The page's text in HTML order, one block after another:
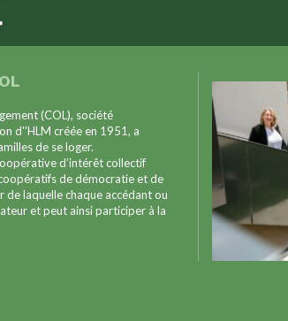
(COL), société
d''HLM créée en 1951, a
de se loger.
d’intérêt collectif
de démocratie et de
de laquelle chaque accédant ou
et peut ainsi participer à la